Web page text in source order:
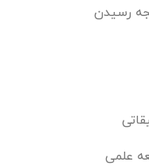
رسیدن
علمی